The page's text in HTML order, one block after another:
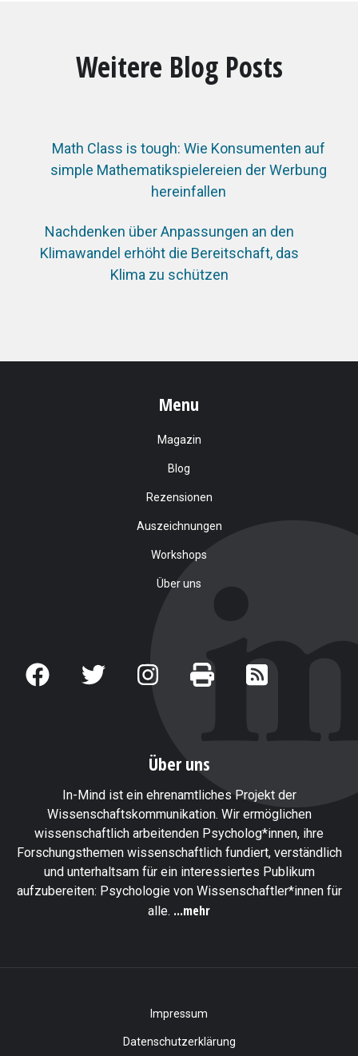
Weitere Blog Posts
Math Class is tough: Wie Konsumenten auf
simple Mathematikspielereien der Werbung
hereinfallen
Nachdenken über Anpassungen an den
Klimawandel erhöht die Bereitschaft, das
Klima zu schützen
Menu
Magazin
Blog
Rezensionen
Auszeichnungen
Workshops
Über uns
Über uns
In-Mind ist ein ehrenamtliches Projekt der
Wissenschaftskommunikation. Wir ermöglichen
wissenschaftlich arbeitenden Psycholog*innen, ihre
Forschungsthemen wissenschaftlich fundiert, verständlich
und unterhaltsam für ein interessiertes Publikum
aufzubereiten: Psychologie von Wissenschaftler*innen für
alle. ...mehr
Impressum
Datenschutzerklärung